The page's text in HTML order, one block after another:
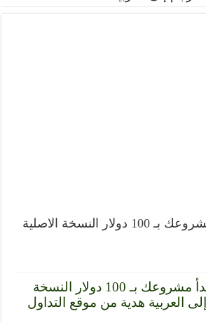
تحميل كتاب ابدأ مشروعك بـ 100 دولار النسخة الاصلية
تحميل كتاب ابدأ مشروعك بـ 100 دولار النسخة
العربية هدية من موقع التداول